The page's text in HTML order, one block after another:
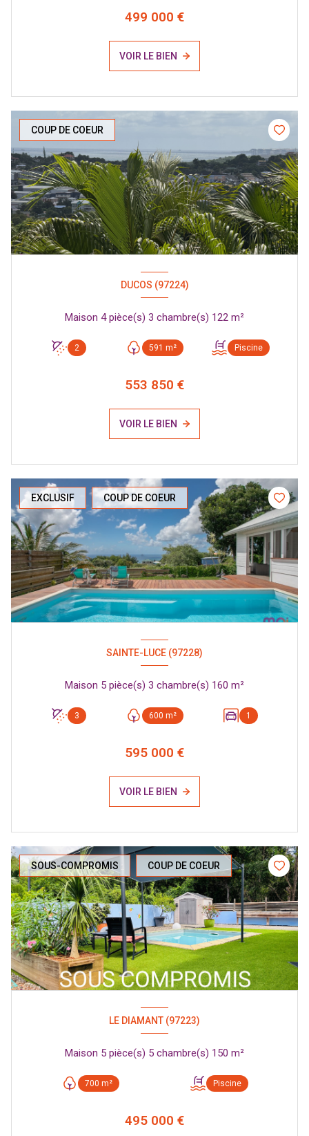
499 000 €
VOIR LE BIEN
COUP DE COEUR
DUCOS (97224)
Maison 4 pièce(s) 3 chambre(s) 122 m²
2 591 m² Piscine
553 850 €
VOIR LE BIEN
EXCLUSIF COUP DE COEUR
SAINTE-LUCE (97228)
Maison 5 pièce(s) 3 chambre(s) 160 m²
3 600 m² 1
595 000 €
VOIR LE BIEN
SOUS-COMPROMIS COUP DE COEUR
LE DIAMANT (97223)
Maison 5 pièce(s) 5 chambre(s) 150 m²
700 m² Piscine
495 000 €